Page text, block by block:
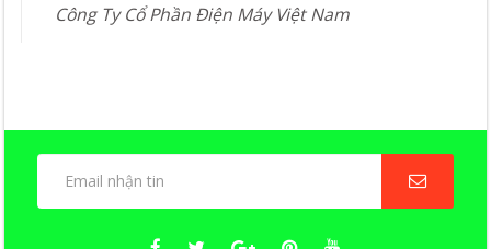
Công Ty Cổ Phần Điện Máy Việt Nam